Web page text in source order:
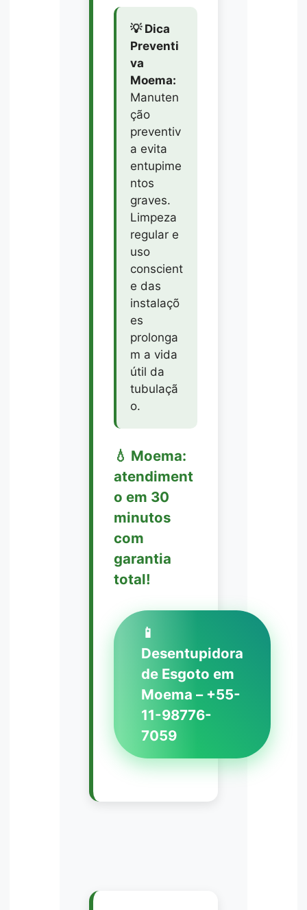
💡 Dica
Preventi
va
Moema:
Manuten
ção
preventiv
a evita
entupime
ntos
graves.
Limpeza
regular e
uso
conscient
e das
instalaçõ
es
prolonga
m a vida
útil da
tubulaçã
o.
💧 Moema:
atendiment
o em 30
minutos
com
garantia
total!
📱
Desentupidora
de Esgoto em
Moema – +55-
11-98776-
7059